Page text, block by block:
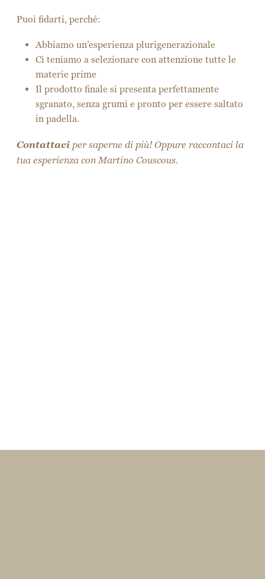
Puoi fidarti, perché:
Abbiamo un’esperienza plurigenerazionale
Ci teniamo a selezionare con attenzione tutte le
materie prime
Il prodotto finale si presenta perfettamente
sgranato, senza grumi e pronto per essere saltato
in padella.
Contattaci per saperne di più! Oppure raccontaci la
tua esperienza con Martino Couscous.